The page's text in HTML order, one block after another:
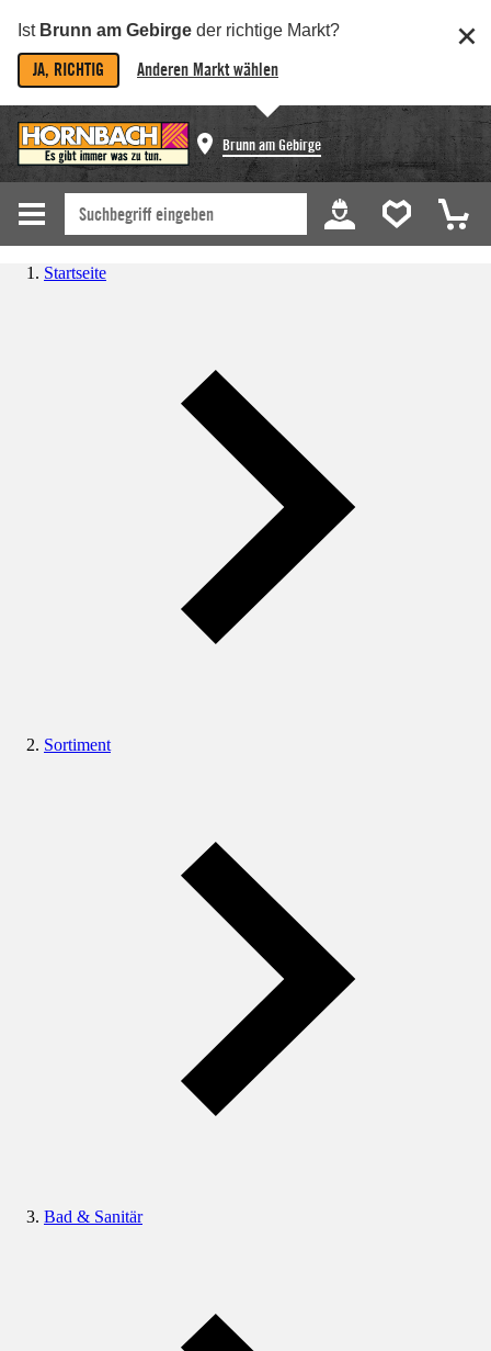
Ist Brunn am Gebirge der richtige Markt?
JA, RICHTIG Anderen Markt wählen
Brunn am Gebirge
Startseite
Sortiment
Bad & Sanitär